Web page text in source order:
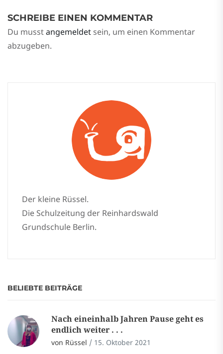
SCHREIBE EINEN KOMMENTAR
Du musstangemeldet sein, um einen Kommentar
abzugeben.
Der kleine Rüssel.
Die Schulzeitung der Reinhardswald
Grundschule Berlin.
BELIEBTE BEITRÄGE
Nach eineinhalb Jahren Pause geht es
endlich weiter . . .
von Rüssel / 15. Oktober 2021